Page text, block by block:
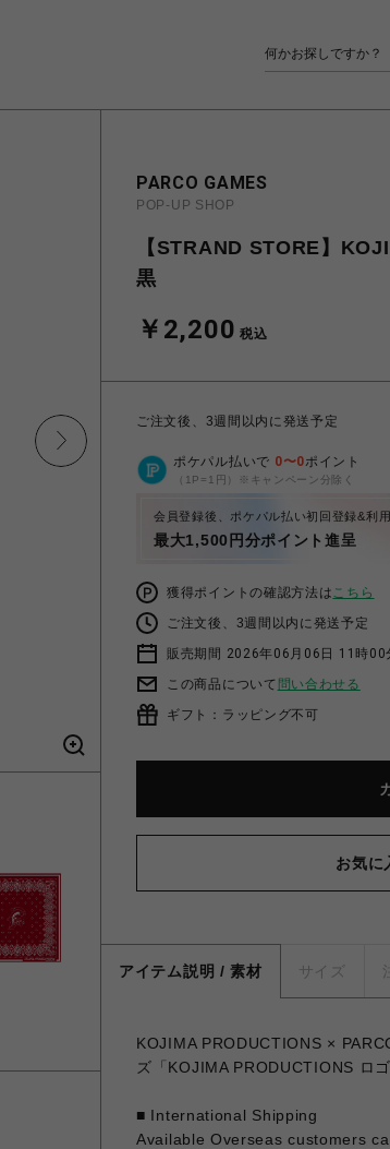
PARCO GAMES
POP-UP SHOP
【STRAND STORE】
黒
￥2,200 税込
ご注文後、3週間以内に発送予定
ポケパル払いで 0〜0ポイント
（1P=1円）※キャンペーン分除く
会員登録後、ポケパル払い初回登録&利
最大1,500円分ポイント進呈
獲得ポイントの確認方法はこちら
ご注文後、3週間以内に発送予定
販売期間 2026年06月06日 11時
この商品について 問い合わせる
ギフト：ラッピング不可
お気に
アイテム説明 / 素材 サイズ
KOJIMA PRODUCTIONS ×
ズ「KOJIMA PRODUCTIONS ロ
■ International Shipping
Available Overseas customers